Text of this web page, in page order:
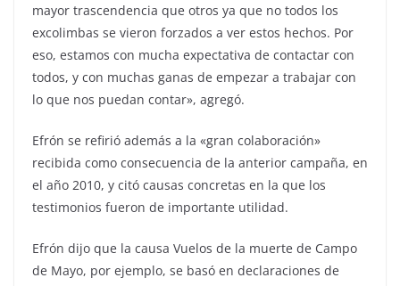
mayor trascendencia que otros ya que no todos los
excolimbas se vieron forzados a ver estos hechos. Por
eso, estamos con mucha expectativa de contactar con
todos, y con muchas ganas de empezar a trabajar con
lo que nos puedan contar», agregó.
Efrón se refirió además a la «gran colaboración»
recibida como consecuencia de la anterior campaña, en
el año 2010, y citó causas concretas en la que los
testimonios fueron de importante utilidad.
Efrón dijo que la causa Vuelos de la muerte de Campo
de Mayo, por ejemplo, se basó en declaraciones de